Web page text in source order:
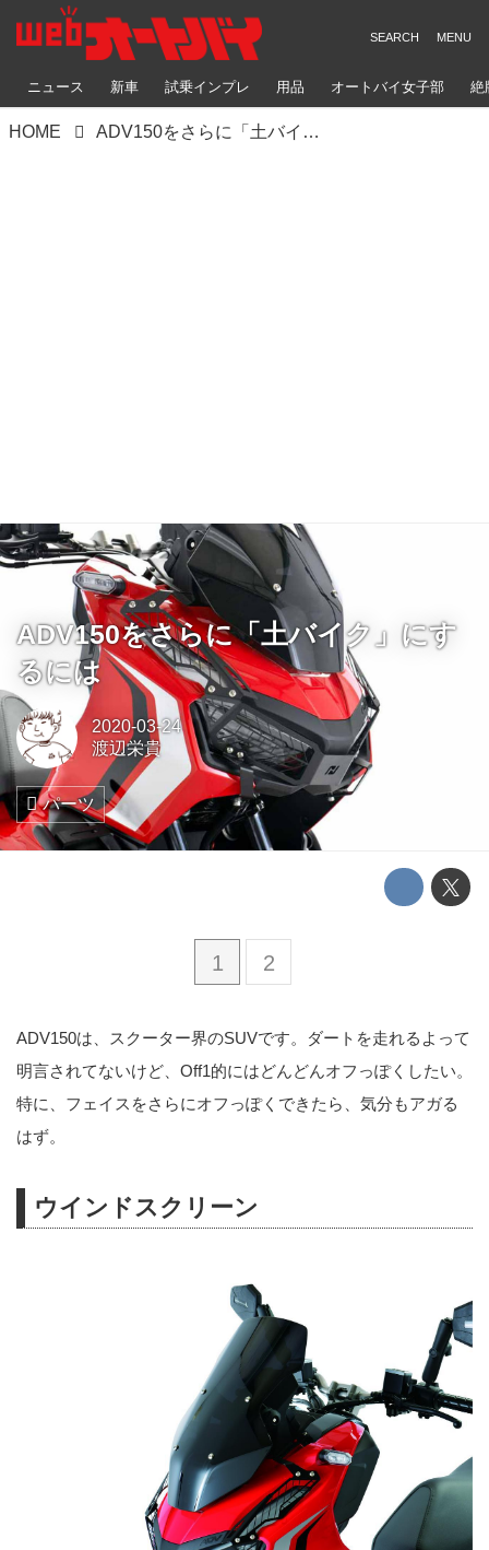
ニュース 新車 試乗インプレ 用品 オートバイ女子部 絶
HOME ADV150をさらに「土バイク」にするには
ADV150をさらに「土バイク」にす
るには
2020-03-24
渡辺栄貴
パーツ
1 2
ADV150は、スクーター界のSUVです。ダートを走れるよって
明言されてないけど、Off1的にはどんどんオフっぽくしたい。
特に、フェイスをさらにオフっぽくできたら、気分もアガる
はず。
ウインドスクリーン